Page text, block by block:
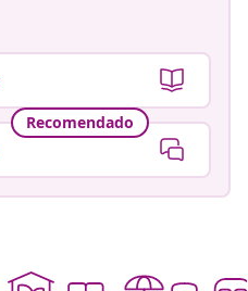
Recomendado